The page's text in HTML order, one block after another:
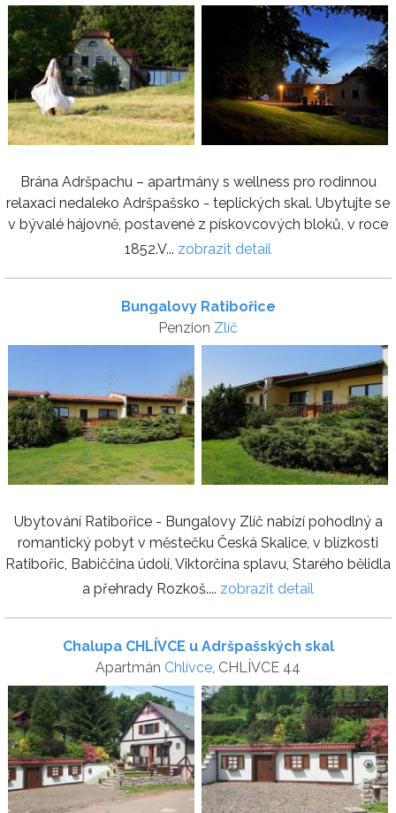
Brána Adršpachu – apartmány s wellness pro rodinnou
relaxaci nedaleko Adršpašsko - teplických skal. Ubytujte se
v bývalé hájovně, postavené z pískovcových bloků, v roce
1852.V... zobrazit detail
Bungalovy Ratibořice
Penzion Zlíč
Ubytování Ratibořice - Bungalovy Zlíč nabízí pohodlný a
romantický pobyt v městečku Česká Skalice, v blízkosti
Ratibořic, Babiččina údolí, Viktorčina splavu, Starého bělidla
a přehrady Rozkoš.... zobrazit detail
Chalupa CHLÍVCE u Adršpašských skal
Apartmán Chlívce, CHLÍVCE 44